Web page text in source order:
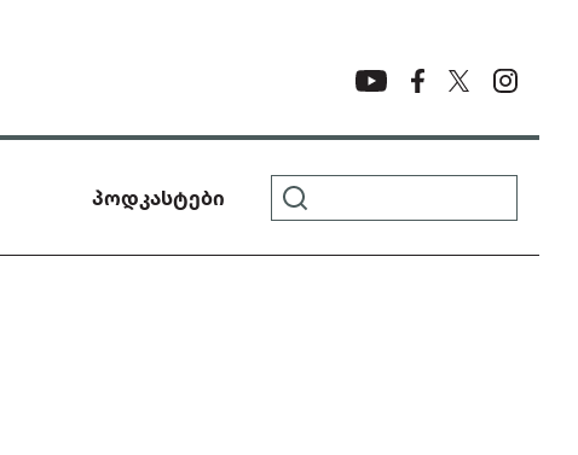
პოდკასტები